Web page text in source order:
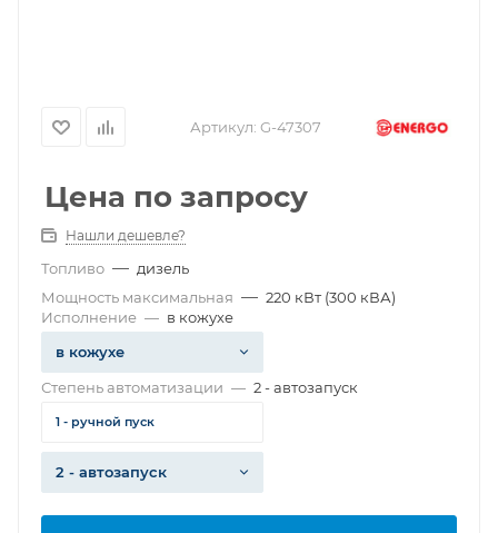
Артикул: G-47307
Цена по запросу
Нашли дешевле?
Топливо — дизель
Мощность максимальная — 220 кВт (300 кВА)
Исполнение — в кожухе
в кожухе
Степень автоматизации — 2 - автозапуск
1 - ручной пуск
2 - автозапуск